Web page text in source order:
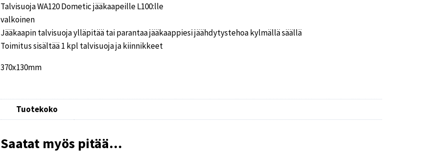
Talvisuoja WA120 Dometic jääkaapeille L100:lle
valkoinen
Jääkaapin talvisuoja ylläpitää tai parantaa jääkaappiesi jäähdytystehoa kylmällä säällä
Toimitus sisältää 1 kpl talvisuoja ja kiinnikkeet
370x130mm
Tuotekoko
Saatat myös pitää...